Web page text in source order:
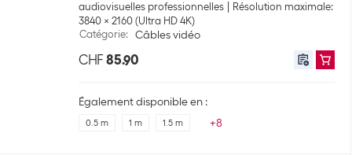
audiovisuelles professionnelles
Résolution maximale:
3840 x 2160 (Ultra HD 4K)
Catégorie: Câbles vidéo
CHF 85.90
Également disponible en :
0.5 m 1 m 1.5 m +8